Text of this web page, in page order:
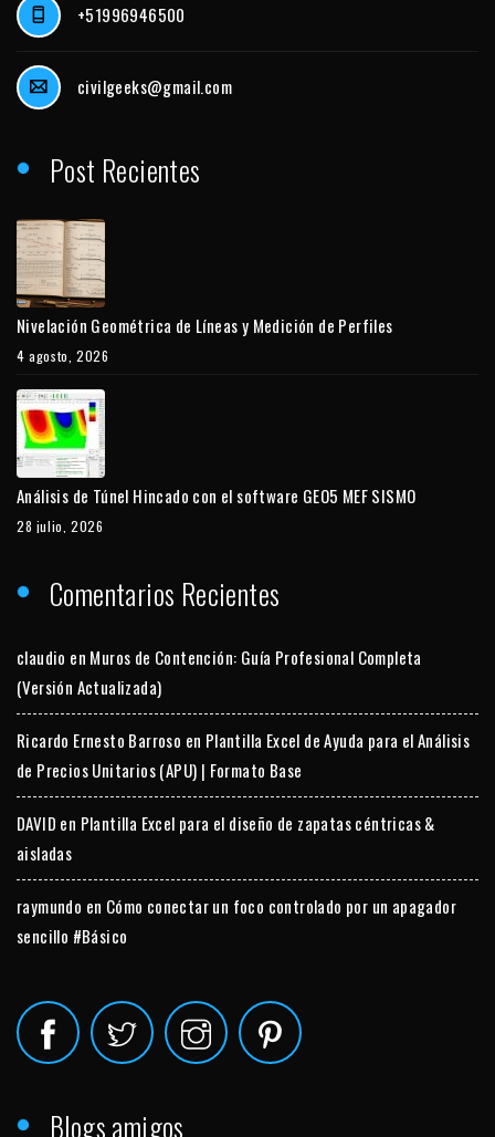
+51996946500
civilgeeks@gmail.com
Post Recientes
Nivelación Geométrica de Líneas y Medición de Perfiles
4 agosto, 2026
Análisis de Túnel Hincado con el software GEO5 MEF SISMO
28 julio, 2026
Comentarios Recientes
claudio en Muros de Contención: Guía Profesional Completa
(Versión Actualizada)
Ricardo Ernesto Barroso en Plantilla Excel de Ayuda para el Análisis
de Precios Unitarios (APU) | Formato Base
DAVID en Plantilla Excel para el diseño de zapatas céntricas &
aisladas
raymundo en Cómo conectar un foco controlado por un apagador
sencillo #Básico
Blogs amigos